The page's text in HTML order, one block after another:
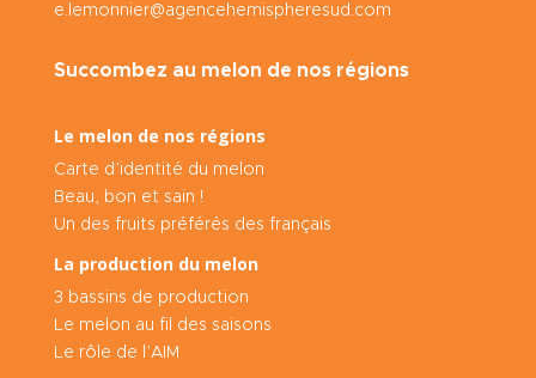
e.lemonnier@agencehemispheresud.com
Succombez au melon de nos régions
Le melon de nos régions
Carte d’identité du melon
Beau, bon et sain !
Un des fruits préférés des français
La production du melon
3 bassins de production
Le melon au fil des saisons
Le rôle de l’AIM